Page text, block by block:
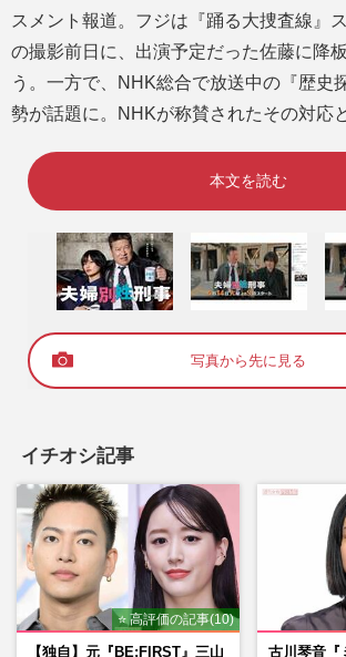
スメント報道。フジは『踊る大捜査線』
の撮影前日に、出演予定だった佐藤に降
う。一方で、NHK総合で放送中の『歴史
勢が話題に。NHKが称賛されたその対応
本文を読む
写真から先に見る
イチオシ記事
⭐ 高評価の記事(10)
【独自】元『BE:FIRST』三山
古川琴音『